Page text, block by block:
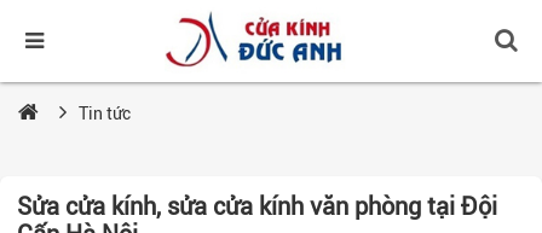
Tin tức
Sửa cửa kính, sửa cửa kính văn phòng tại Đội